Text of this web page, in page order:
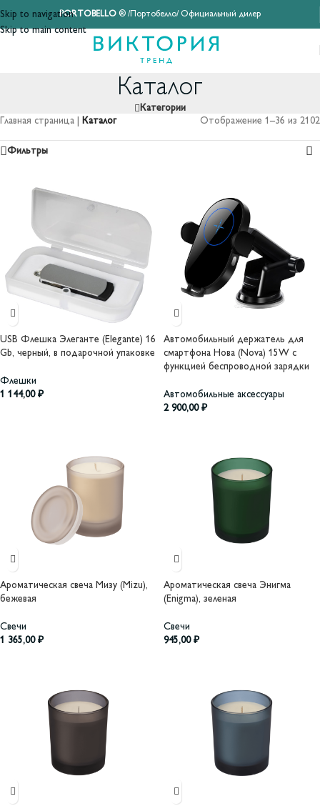
Skip to navigation
Skip to main content
PORTOBELLO® /Портобелло/ Официальный дилер
Каталог
Категории
Главная страница
Каталог Отображение 1–36 из 2102
Фильтры
USB Флешка Элеганте (Elegante) 16
Gb, черный, в подарочной упаковке
Флешки
1 144,00 ₽
Автомобильный держатель для
смартфона Нова (Nova) 15W с
функцией беспроводной зарядки
Автомобильные аксессуары
2 900,00 ₽
Ароматическая свеча Мизу (Mizu),
бежевая
Свечи
1 365,00 ₽
Ароматическая свеча Энигма
(Enigma), зеленая
Свечи
945,00 ₽